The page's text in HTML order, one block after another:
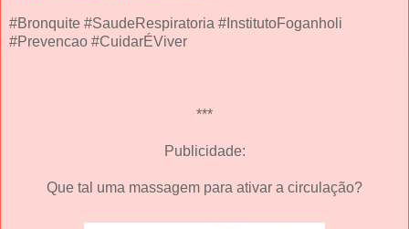
#Bronquite #SaudeRespiratoria #InstitutoFoganholi
#Prevencao #CuidarÉViver
***
Publicidade:
Que tal uma massagem para ativar a circulação?